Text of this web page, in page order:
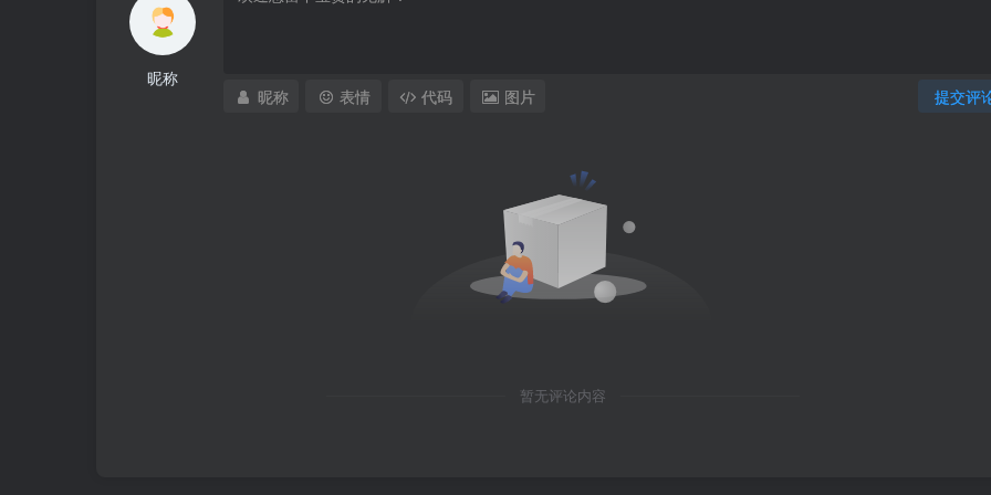
昵称
提交评
昵称 表情 代码 图片
暂无评论内容